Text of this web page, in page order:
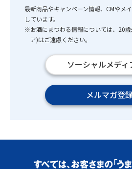
最新商品やキャンペーン情報、CMやメ
しています。
※お酒にまつわる情報については、20
ア)はご遠慮ください。
ソーシャルメディ
メルマガ登録